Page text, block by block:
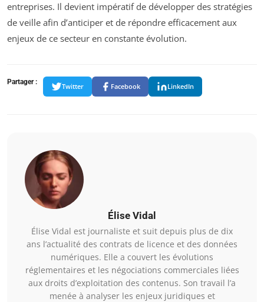
entreprises. Il devient impératif de développer des stratégies
de veille afin d’anticiper et de répondre efficacement aux
enjeux de ce secteur en constante évolution.
Partager :
Twitter Facebook LinkedIn
Élise Vidal
Élise Vidal est journaliste et suit depuis plus de dix
ans l’actualité des contrats de licence et des données
numériques. Elle a couvert les évolutions
réglementaires et les négociations commerciales liées
aux droits d’exploitation des contenus. Son travail l’a
menée à analyser les enjeux juridiques et